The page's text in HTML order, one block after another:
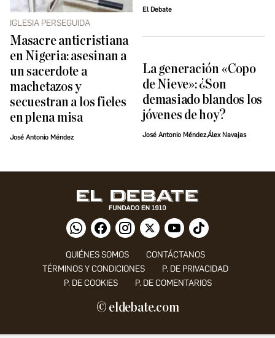
IGLESIA PERSEGUIDA
Masacre anticristiana
en Nigeria: asesinan a
un sacerdote a
machetazos y
secuestran a los fieles
en plena misa
José Antonio Méndez
El Debate
La generación «Copo
de Nieve»: ¿Son
demasiado blandos los
jóvenes de hoy?
José Antonio Méndez,Álex Navajas
QUIÉNES SOMOS
CONTÁCTANOS
TÉRMINOS Y CONDICIONES
P. DE PRIVACIDAD
P. DE COOKIES
P. DE COMENTARIOS
© eldebate.com